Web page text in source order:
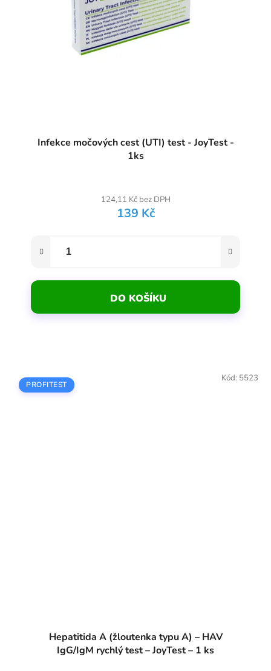
Infekce močových cest (UTI) test - JoyTest -
1ks
124,11 Kč bez DPH
139 Kč
DO KOŠÍKU
PROFITEST
Hepatitida A (žloutenka typu A) – HAV
IgG/IgM rychlý test – JoyTest – 1 ks
Kód: 5523